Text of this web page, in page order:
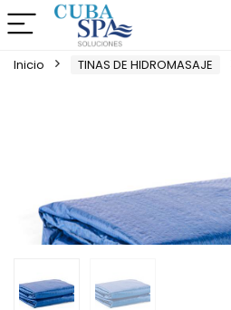
Inicio TINAS DE HIDROMASAJE